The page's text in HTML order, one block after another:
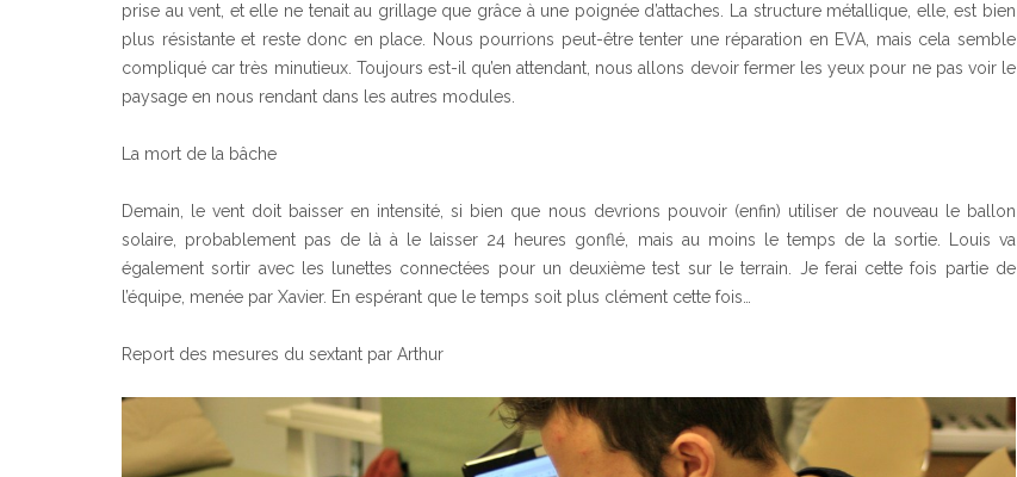
prise au vent, et elle ne tenait au grillage que grâce à une poignée d’attaches. La structure métallique, elle, est bien
plus résistante et reste donc en place. Nous pourrions peut-être tenter une réparation en EVA, mais cela semble
compliqué car très minutieux. Toujours est-il qu’en attendant, nous allons devoir fermer les yeux pour ne pas voir le
paysage en nous rendant dans les autres modules.
La mort de la bâche
Demain, le vent doit baisser en intensité, si bien que nous devrions pouvoir (enfin) utiliser de nouveau le ballon
solaire, probablement pas de là à le laisser 24 heures gonflé, mais au moins le temps de la sortie. Louis va
également sortir avec les lunettes connectées pour un deuxième test sur le terrain. Je ferai cette fois partie de
l’équipe, menée par Xavier. En espérant que le temps soit plus clément cette fois…
Report des mesures du sextant par Arthur